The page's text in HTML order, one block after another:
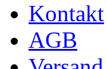
Kontakt
AGB